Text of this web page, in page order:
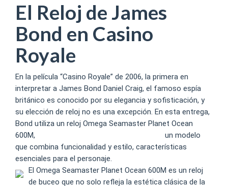
El Reloj de James
Bond en Casino
Royale
En la película “Casino Royale” de 2006, la primera en
interpretar a James Bond Daniel Craig, el famoso espía
británico es conocido por su elegancia y sofisticación, y
su elección de reloj no es una excepción. En esta entrega,
Bond utiliza un reloj Omega Seamaster Planet Ocean
600M,
un modelo
que combina funcionalidad y estilo, características
esenciales para el personaje.
El Omega Seamaster Planet Ocean 600M es un reloj
de buceo que no solo refleja la estética clásica de la